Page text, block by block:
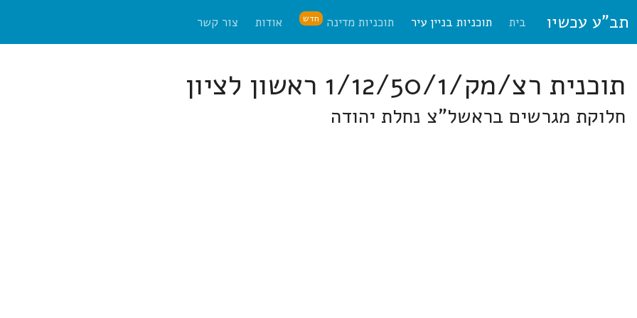
תב"ע עכשיו בית תוכניות בניין עיר תוכניות מדינה חדש אודות צור קשר
תוכנית רצ/מק/1/12/50/1 ראשון לציון
חלוקת מגרשים בראשל"צ נחלת יהודה